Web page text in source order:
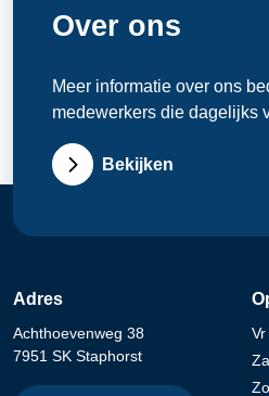
Over ons
Meer informatie over ons
medewerkers die dagelijks
Bekijken
Adres
Achthoevenweg 38
7951 SK Staphorst
Vr
Za
Zo